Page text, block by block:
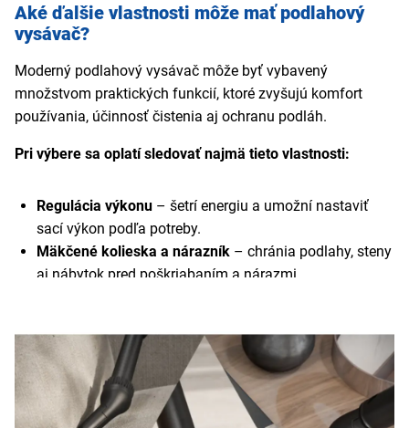
Aké ďalšie vlastnosti môže mať podlahový
vysávač?
Moderný podlahový vysávač môže byť vybavený
množstvom praktických funkcií, ktoré zvyšujú komfort
používania, účinnosť čistenia aj ochranu podláh.
Pri výbere sa oplatí sledovať najmä tieto vlastnosti:
Regulácia výkonu – šetrí energiu a umožní nastaviť
sací výkon podľa potreby.
Mäkčené kolieska a nárazník – chránia podlahy, steny
aj nábytok pred poškriabaním a nárazmi.
Zvyšuje prehľad o prevádzke zariadenia.
Ovládanie
– podľa modelu môže ísť o mechanické
tlačidlá, dotykové prvky alebo displej priamo na
rukoväti.